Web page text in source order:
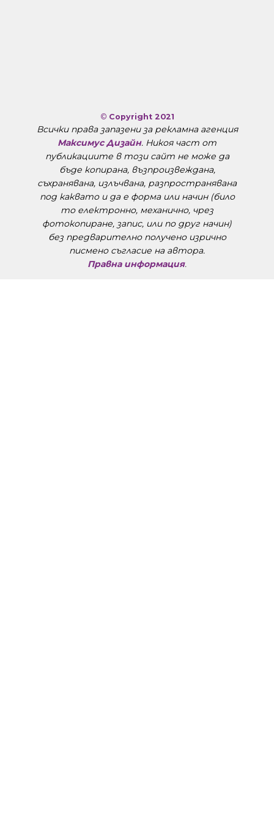
© Copyright 2021
Всички права запазени за рекламна агенция
Максимус Дизайн. Никоя част от
публикациите в този сайт не може да
бъде копирана, възпроизвеждана,
съхранявана, излъчвана, разпространявана
под каквато и да е форма или начин (било
то електронно, механично, чрез
фотокопиране, запис, или по друг начин)
без предварително получено изрично
писмено съгласие на автора.
Правна информация.